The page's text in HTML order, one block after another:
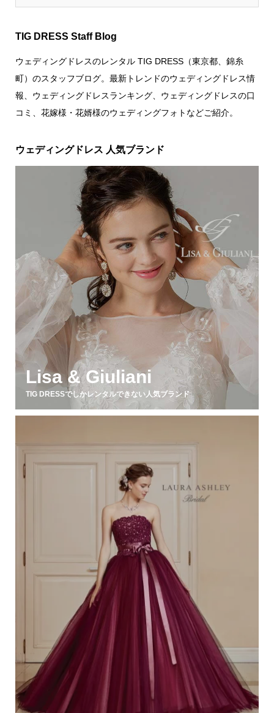
TIG DRESS Staff Blog
ウェディングドレスのレンタル TIG DRESS（東京都、錦糸
町）のスタッフブログ。最新トレンドのウェディングドレス情
報、ウェディングドレスランキング、ウェディングドレスの口
コミ、花嫁様・花婿様のウェディングフォトなどご紹介。
ウェディングドレス 人気ブランド
Lisa & Giuliani
TIG DRESSでしかレンタルできない人気ブランド